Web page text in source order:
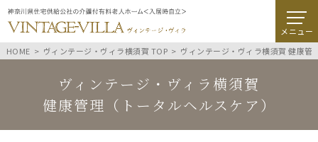
メニュー
HOME
ヴィンテージ・ヴィラ横須賀 TOP ヴィンテージ・ヴィラ横須賀 健康管
ヴィンテージ・ヴィラ横須賀
健康管理（トータルヘルスケア）